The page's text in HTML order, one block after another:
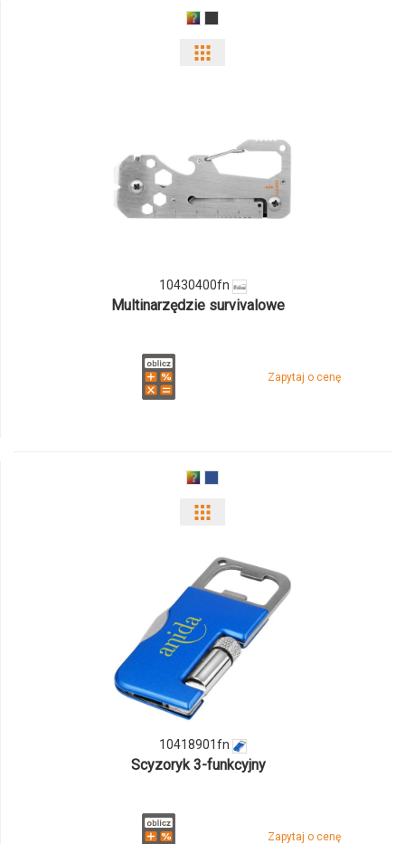
ilości
produktu
10430400fn
Multinarzędzie survivalowe
Zapytaj o cenę
i
produktu
10418901fn
10418901fn
Scyzoryk 3-funkcyjny
Zapytaj o cenę